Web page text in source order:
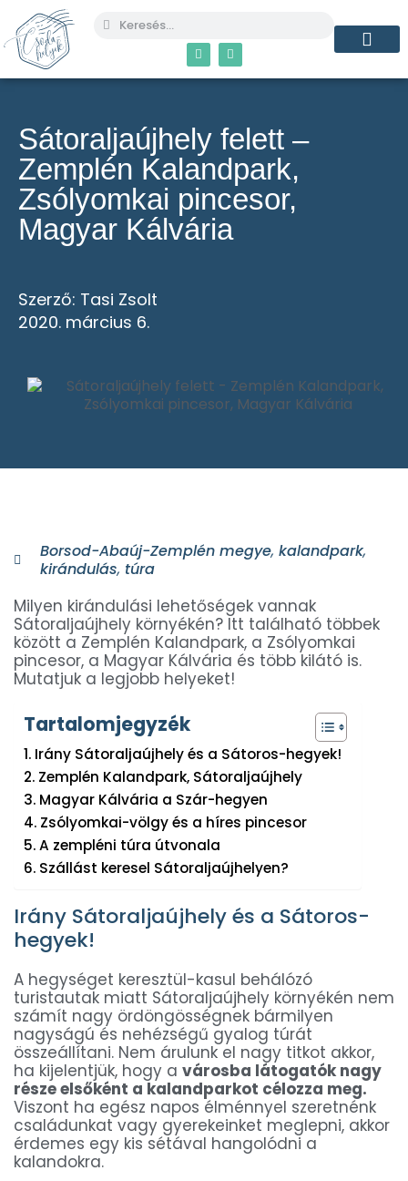
Sátoraljaújhely felett –
Zemplén Kalandpark,
Zsólyomkai pincesor,
Magyar Kálvária
Szerző: Tasi Zsolt
2020. március 6.
Borsod-Abaúj-Zemplén megye, kalandpark,
kirándulás, túra
Milyen kirándulási lehetőségek vannak
Sátoraljaújhely környékén? Itt található többek
között a Zemplén Kalandpark, a Zsólyomkai
pincesor, a Magyar Kálvária és több kilátó is.
Mutatjuk a legjobb helyeket!
Tartalomjegyzék
Irány Sátoraljaújhely és a Sátoros-hegyek!
Zemplén Kalandpark, Sátoraljaújhely
Magyar Kálvária a Szár-hegyen
Zsólyomkai-völgy és a híres pincesor
A zempléni túra útvonala
Szállást keresel Sátoraljaújhelyen?
Irány Sátoraljaújhely és a Sátoros-
hegyek!
A hegységet keresztül-kasul behálózó
turistautak miatt Sátoraljaújhely környékén nem
számít nagy ördöngösségnek bármilyen
nagyságú és nehézségű gyalog túrát
összeállítani. Nem árulunk el nagy titkot akkor,
ha kijelentjük, hogy a városba látogatók nagy
része elsőként a kalandparkot célozza meg.
Viszont ha egész napos élménnyel szeretnénk
családunkat vagy gyerekeinket meglepni, akkor
érdemes egy kis sétával hangolódni a
kalandokra.